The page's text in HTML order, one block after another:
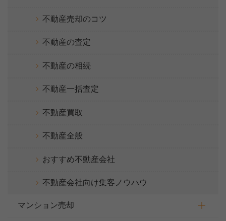
不動産売却のコツ
不動産の査定
不動産の相続
不動産一括査定
不動産買取
不動産全般
おすすめ不動産会社
不動産会社向け集客ノウハウ
マンション売却